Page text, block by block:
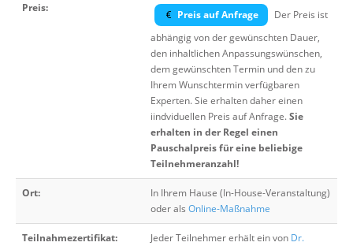
Preis:
Preis auf Anfrage
Der Preis ist
abhängig von der gewünschten Dauer,
den inhaltlichen Anpassungswünschen,
dem gewünschten Termin und den zu
Ihrem Wunschtermin verfügbaren
Experten. Sie erhalten daher einen
iindviduellen Preis auf Anfrage.Sie
erhalten in der Regel einen
Pauschalpreis für eine beliebige
Teilnehmeranzahl!
Ort:
In Ihrem Hause (In-House-Veranstaltung)
oder als Online-Maßnahme
Teilnahmezertifikat: Jeder Teilnehmer erhält ein von Dr.